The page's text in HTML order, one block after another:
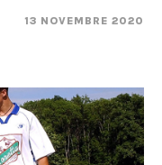
13 NOVEMBRE 2020